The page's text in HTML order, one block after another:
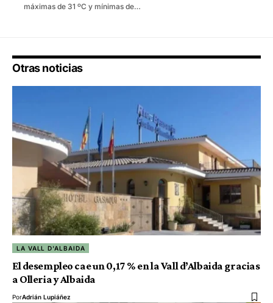
máximas de 31 ºC y mínimas de…
Otras noticias
LA VALL D'ALBAIDA
El desempleo cae un 0,17 % en la Vall d’Albaida gracias
a Olleria y Albaida
PorAdrián Lupiáñez